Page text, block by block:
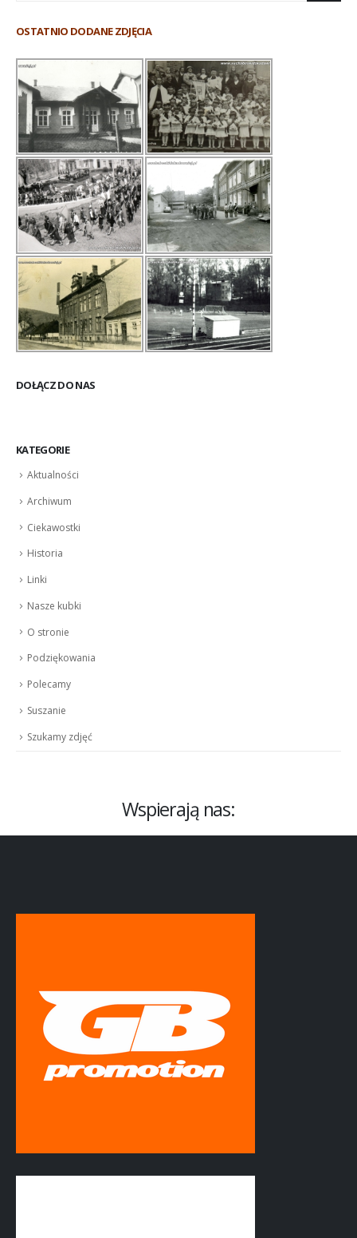
OSTATNIO DODANE ZDJĘCIA
DOŁĄCZ DO NAS
KATEGORIE
Aktualności
Archiwum
Ciekawostki
Historia
Linki
Nasze kubki
O stronie
Podziękowania
Polecamy
Suszanie
Szukamy zdjęć
Wspierają nas: